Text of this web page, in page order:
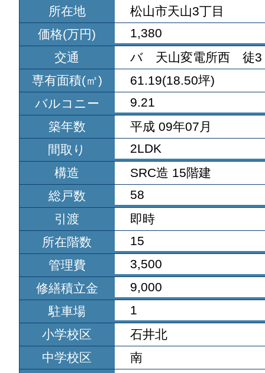
所在地
松山市天山3丁目
価格(万円)
1,380
交通
バ 天山変電所西 徒3
専有面積(㎡)
61.19(18.50坪)
バルコニー
9.21
築年数
平成 09年07月
間取り
2LDK
構造
SRC造 15階建
総戸数
58
引渡
即時
所在階数
15
管理費
3,500
修繕積立金
9,000
駐車場
1
小学校区
石井北
中学校区
南